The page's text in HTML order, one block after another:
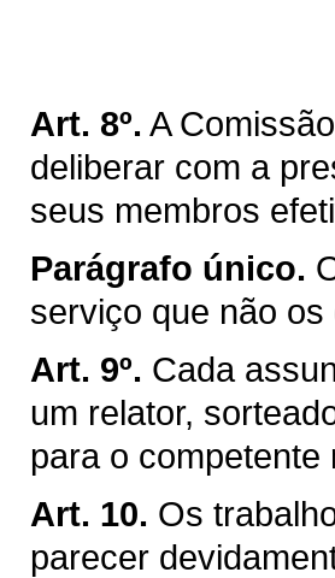
Art. 8º. A
deliberar com a
seus membros
Parágrafo único.
serviço que não os
Art. 9º. Cada
um relator,
para o competente
Art. 10. Os
parecer